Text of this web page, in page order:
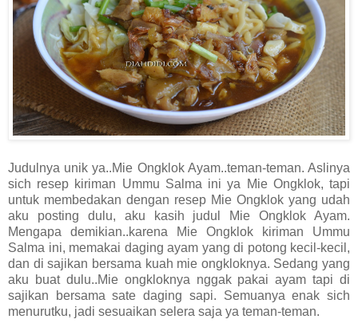
Judulnya unik ya..Mie Ongklok Ayam..teman-teman. Aslinya
sich resep kiriman Ummu Salma ini ya Mie Ongklok, tapi
untuk membedakan dengan resep Mie Ongklok yang udah
aku posting dulu, aku kasih judul Mie Ongklok Ayam.
Mengapa demikian..karena Mie Ongklok kiriman Ummu
Salma ini, memakai daging ayam yang di potong kecil-kecil,
dan di sajikan bersama kuah mie ongkloknya. Sedang yang
aku buat dulu..Mie ongkloknya nggak pakai ayam tapi di
sajikan bersama sate daging sapi. Semuanya enak sich
menurutku, jadi sesuaikan selera saja ya teman-teman.